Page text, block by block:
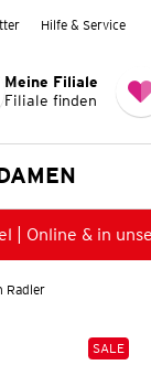
Hilfe & Service
Meine Filiale
Filiale finden
Online & in
Radler
SALE